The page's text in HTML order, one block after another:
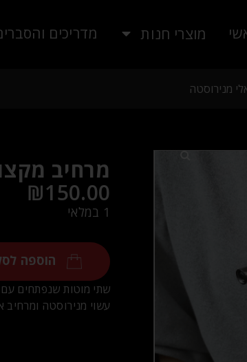
מוצרי חנות מדריכים
מנירוסטה
מרחיב
₪150.00
1 במלאי
הוספה
שתי מוטות שנפתחים עם
עשוי מנירוסטה ומרחיב את